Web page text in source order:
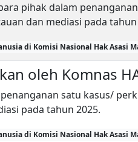
pihak dalam
dan mediasi pada tahun
di Komisi Nasional Hak Asasi
oleh Komnas
satu kasus/
pada tahun 2025.
di Komisi Nasional Hak Asasi